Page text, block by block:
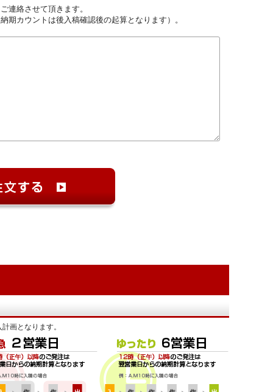
連絡させて頂きます。
期カウントは後入稿確認後の起算となります）。
画となります。